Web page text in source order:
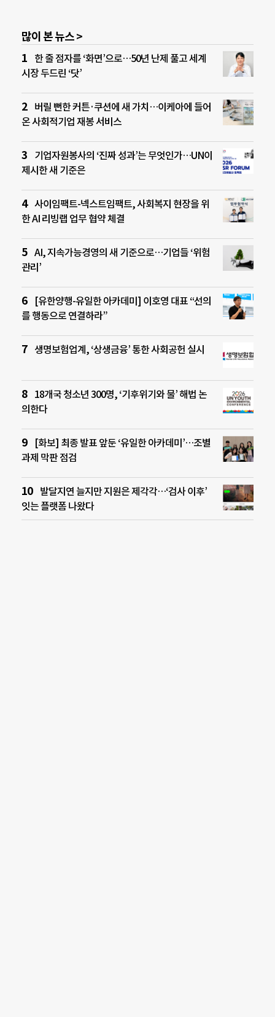
많이 본 뉴스 >
한 줄 점자를 ‘화면’으로…50년 난제 풀고 세계
시장 두드린 ‘닷’
버릴 뻔한 커튼·쿠션에 새 가치…이케아에 들어
온 사회적기업 재봉 서비스
기업자원봉사의 ‘진짜 성과’는 무엇인가…UN이
제시한 새 기준은
사이임팩트-넥스트임팩트, 사회복지 현장을 위
한 AI 리빙랩 업무 협약 체결
AI, 지속가능경영의 새 기준으로…기업들 ‘위험
관리’
[유한양행-유일한 아카데미] 이호영 대표 “선의
를 행동으로 연결하라”
생명보험업계, ‘상생금융’ 통한 사회공헌 실시
18개국 청소년 300명, ‘기후위기와 물’ 해법 논
의한다
[화보] 최종 발표 앞둔 ‘유일한 아카데미’…조별
과제 막판 점검
발달지연 늘지만 지원은 제각각…‘검사 이후’
잇는 플랫폼 나왔다